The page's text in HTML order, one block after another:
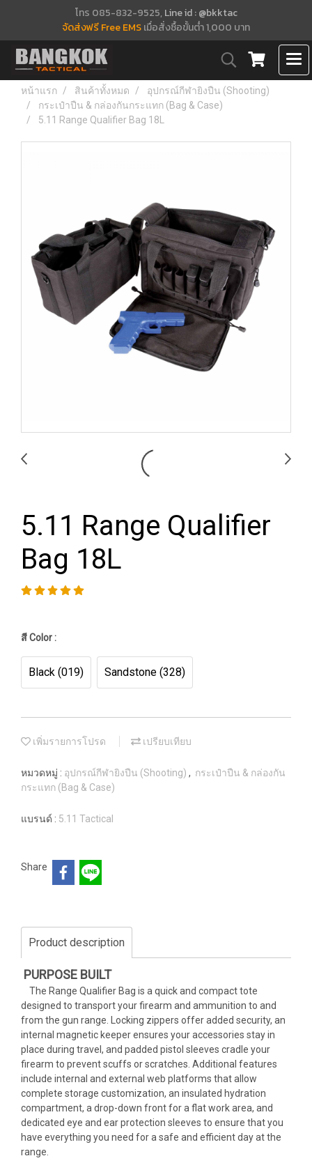
โทร 085-832-9525, Line id : @bkktac
จัดส่งฟรี Free EMSเมื่อสั่งซื้อขั้นต่ำ 1,000 บาท
หน้าแรก สินค้าทั้งหมด
อุปกรณ์กีฬายิงปืน (Shooting)
กระเป๋าปืน & กล่องกันกระแทก (Bag & Case)
5.11 Range Qualifier Bag 18L
5.11 Range Qualifier
Bag 18L
สี Color :
Black (019) Sandstone (328)
เพิ่มรายการโปรด เปรียบเทียบ
หมวดหมู่ : อุปกรณ์กีฬายิงปืน (Shooting) , กระเป๋าปืน & กล่องกัน
กระแทก (Bag & Case)
แบรนด์ : 5.11 Tactical
Share
Product description
PURPOSE BUILT
The Range Qualifier Bag is a quick and compact tote
designed to transport your firearm and ammunition to and
from the gun range. Locking zippers offer added security, an
internal magnetic keeper ensures your accessories stay in
place during travel, and padded pistol sleeves cradle your
firearm to prevent scuffs or scratches. Additional features
include internal and external web platforms that allow
complete storage customization, an insulated hydration
compartment, a drop-down front for a flat work area, and
dedicated eye and ear protection sleeves to ensure that you
have everything you need for a safe and efficient day at the
range.